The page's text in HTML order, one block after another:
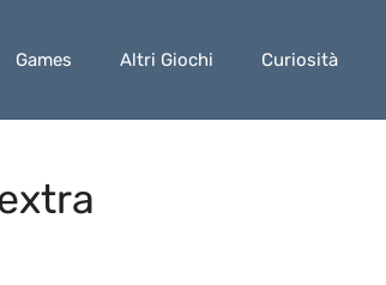
Games Altri Giochi Curiosità